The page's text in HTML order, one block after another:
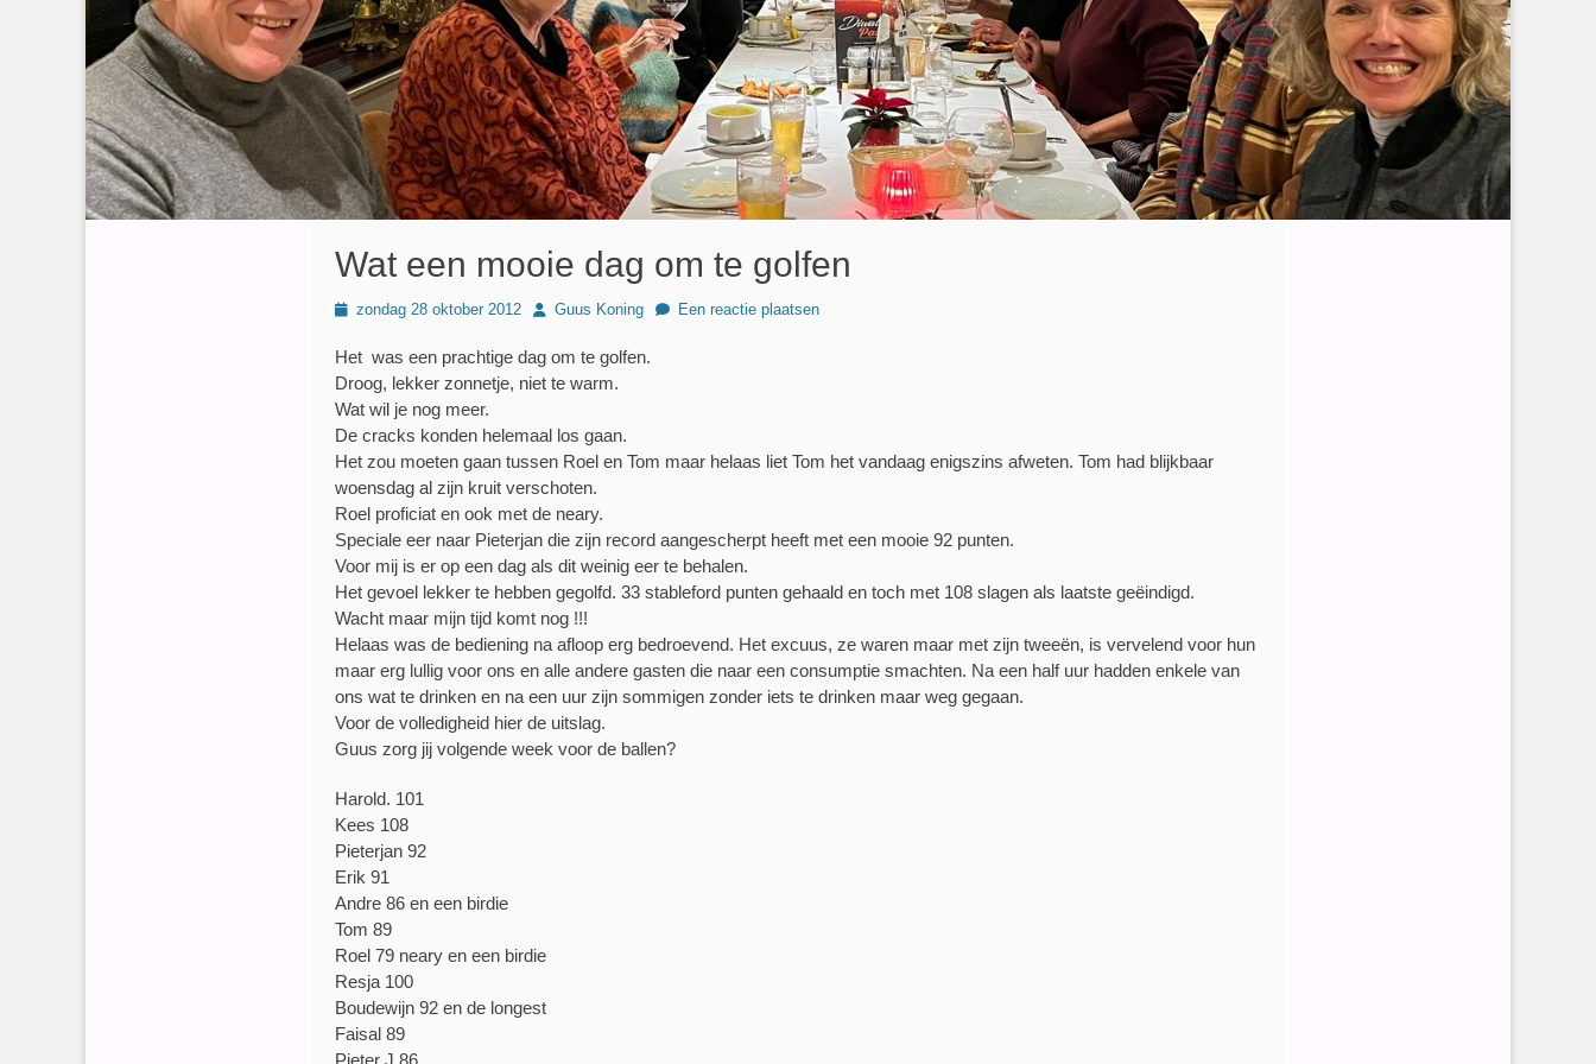
Wat een mooie dag om te golfen
Geplaatst
zondag 28 oktober 2012 AuthorGuus Koning Een reactie plaatsen
Het was een prachtige dag om te golfen.
Droog, lekker zonnetje, niet te warm.
Wat wil je nog meer.
De cracks konden helemaal los gaan.
Het zou moeten gaan tussen Roel en Tom maar helaas liet Tom het vandaag enigszins afweten. Tom had blijkbaar
woensdag al zijn kruit verschoten.
Roel proficiat en ook met de neary.
Speciale eer naar Pieterjan die zijn record aangescherpt heeft met een mooie 92 punten.
Voor mij is er op een dag als dit weinig eer te behalen.
Het gevoel lekker te hebben gegolfd. 33 stableford punten gehaald en toch met 108 slagen als laatste geëindigd.
Wacht maar mijn tijd komt nog !!!
Helaas was de bediening na afloop erg bedroevend. Het excuus, ze waren maar met zijn tweeën, is vervelend voor hun
maar erg lullig voor ons en alle andere gasten die naar een consumptie smachten. Na een half uur hadden enkele van
ons wat te drinken en na een uur zijn sommigen zonder iets te drinken maar weg gegaan.
Voor de volledigheid hier de uitslag.
Guus zorg jij volgende week voor de ballen?
Harold. 101
Kees 108
Pieterjan 92
Erik 91
Andre 86 en een birdie
Tom 89
Roel 79 neary en een birdie
Resja 100
Boudewijn 92 en de longest
Faisal 89
Pieter J 86